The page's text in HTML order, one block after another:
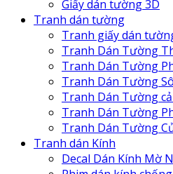
Giấy dán tường 3D
Tranh dán tường
Tranh giấy dán
Tranh Dán Tường
Tranh Dán Tường
Tranh Dán Tường
Tranh Dán Tường
Tranh Dán Tường
Tranh Dán Tường
Tranh dán Kính
Decal Dán Kính Mờ